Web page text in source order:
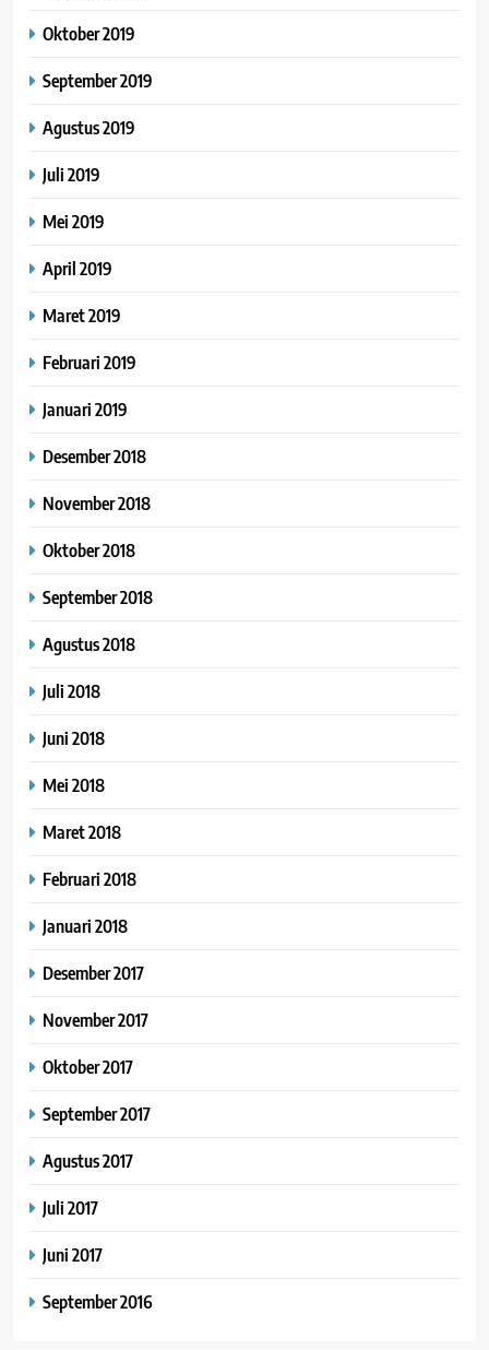
Oktober 2019
September 2019
Agustus 2019
Juli 2019
Mei 2019
April 2019
Maret 2019
Februari 2019
Januari 2019
Desember 2018
November 2018
Oktober 2018
September 2018
Agustus 2018
Juli 2018
Juni 2018
Mei 2018
Maret 2018
Februari 2018
Januari 2018
Desember 2017
November 2017
Oktober 2017
September 2017
Agustus 2017
Juli 2017
Juni 2017
September 2016